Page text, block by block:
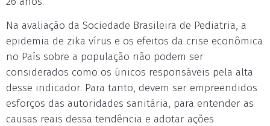
Na avaliação da Sociedade Brasileira de Pediatria, a
epidemia de zika vírus e os efeitos da crise econômica
no País sobre a população não podem ser
considerados como os únicos responsáveis pela alta
desse indicador. Para tanto, devem ser empreendidos
esforços das autoridades sanitária, para entender as
causas reais dessa tendência e adotar ações